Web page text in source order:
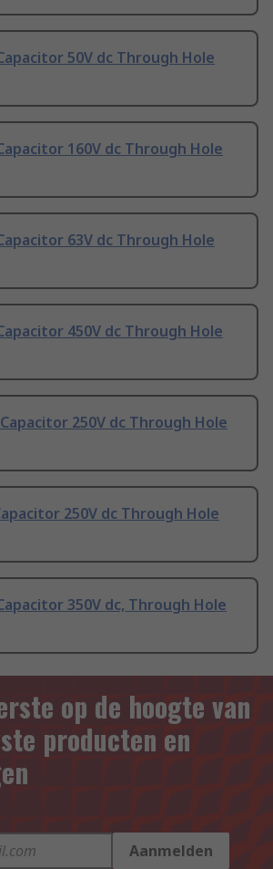
50V dc Through Hole
160V dc Through Hole
63V dc Through Hole
450V dc Through Hole
Capacitor 250V dc Through Hole
250V dc Through Hole
350V dc, Through Hole
op de hoogte van
producten en
Aanmelden